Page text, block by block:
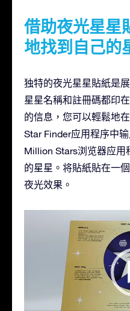
借助夜光星星
地找到自己的
独特的夜光星星貼紙是
星星名稱和註冊碼都印
的信息，您可以輕鬆地
Star Finder应用程序中
Million Stars浏览器应用
的星星。将貼紙貼在一
夜光效果。